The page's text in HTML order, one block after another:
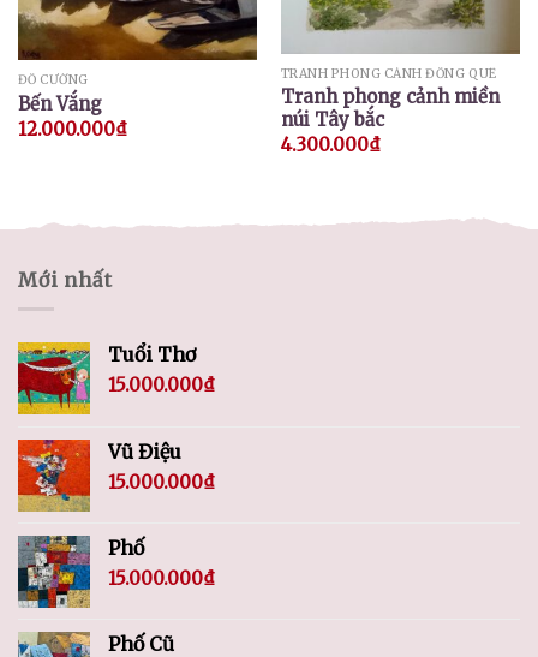
ĐỖ CƯỜNG
Bến Vắng
12.000.000₫
TRANH PHONG CẢNH ĐỒNG QUÊ
Tranh phong cảnh miền
núi Tây bắc
4.300.000₫
Mới nhất
Tuổi Thơ
15.000.000₫
Vũ Điệu
15.000.000₫
Phố
15.000.000₫
Phố Cũ